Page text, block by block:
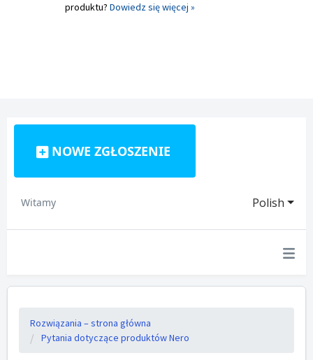
produktu? Dowiedz się więcej »
NOWE ZGŁOSZENIE
Polish
Witamy
Rozwiązania – strona główna
Pytania dotyczące produktów Nero